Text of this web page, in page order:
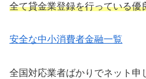
全て貸金業登録を行っている優
安全な中小消費者金融一覧
全国対応業者ばかりでネット申